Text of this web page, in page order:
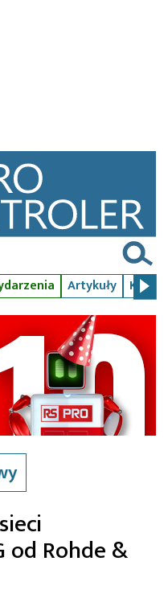
Artykuły Kursy
od Rohde &